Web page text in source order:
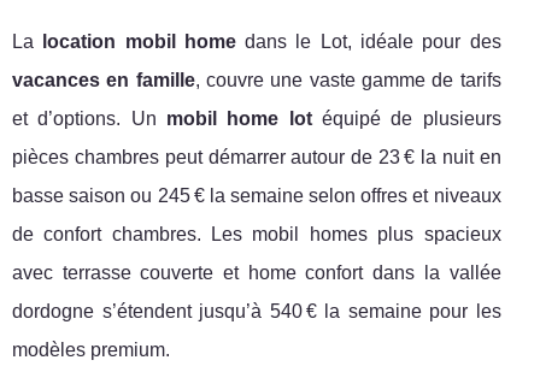
La location mobil homedans le Lot, idéale pour des
vacances en famille, couvre une vaste gamme de tarifs
et d’options. Un mobil home lotéquipé de plusieurs
pièces chambres peut démarrer autour de 23 € la nuit en
basse saison ou 245 € la semaine selon offres et niveaux
de confort chambres. Les mobil homes plus spacieux
avec terrasse couverte et home confort dans la vallée
dordogne s’étendent jusqu’à 540 € la semaine pour les
modèles premium.